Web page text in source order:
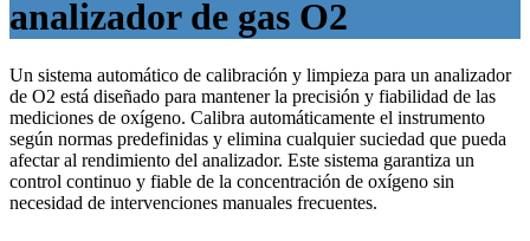
analizador de gas O2
Un sistema automático de calibración y limpieza para un analizador
de O2 está diseñado para mantener la precisión y fiabilidad de las
mediciones de oxígeno. Calibra automáticamente el instrumento
según normas predefinidas y elimina cualquier suciedad que pueda
afectar al rendimiento del analizador. Este sistema garantiza un
control continuo y fiable de la concentración de oxígeno sin
necesidad de intervenciones manuales frecuentes.